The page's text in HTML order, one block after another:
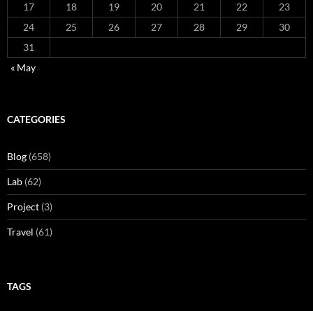
17
18 19 20 21 22
23
24
25 26 27 28 29
30
31
« May
CATEGORIES
Blog (658)
Lab (62)
Project (3)
Travel (61)
TAGS